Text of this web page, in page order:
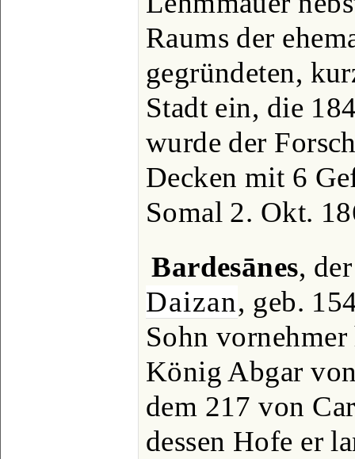
Raums der
gegründeten,
Stadt ein, die
wurde der
Decken mit 6
Somal 2. Okt.
Bardesānes,
Daizan, geb.
Sohn
König Abgar
dem 217 von
dessen Hofe er